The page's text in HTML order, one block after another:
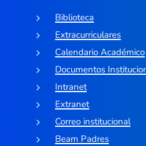
Biblioteca
Extracurriculares
Calendario Académico
Documentos
Intranet
Extranet
Correo institucional
Beam Padres